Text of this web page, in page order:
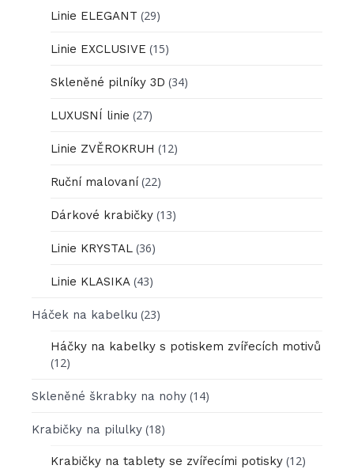
Linie ELEGANT (29)
Linie EXCLUSIVE (15)
Skleněné pilníky 3D (34)
LUXUSNÍ linie (27)
Linie ZVĚROKRUH (12)
Ruční malovaní (22)
Dárkové krabičky (13)
Linie KRYSTAL (36)
Linie KLASIKA (43)
Háček na kabelku (23)
Háčky na kabelky s potiskem zvířecích motivů
(12)
Skleněné škrabky na nohy (14)
Krabičky na pilulky (18)
Krabičky na tablety se zvířecími potisky (12)